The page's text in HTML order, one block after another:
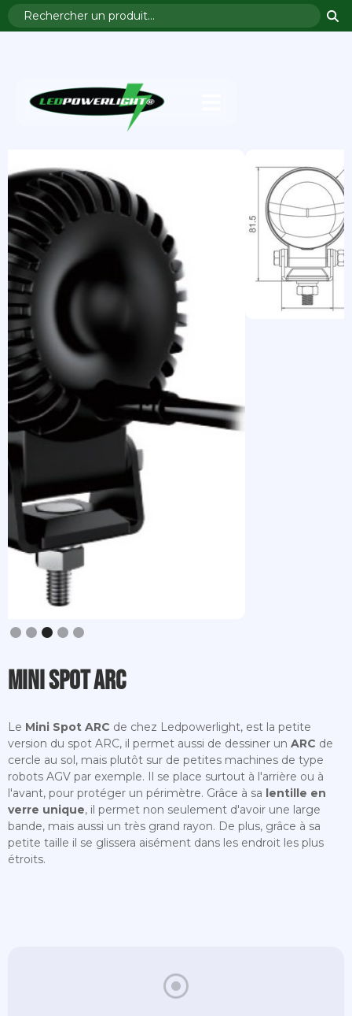
Slide 3 of 5.
Mini Spot ARC
Le Mini Spot ARC de chez Ledpowerlight, est la petite
version du spot ARC, il permet aussi de dessiner un ARC de
cercle au sol, mais plutôt sur de petites machines de type
robots AGV par exemple. Il se place surtout à l'arrière ou à
l'avant, pour protéger un périmètre. Grâce à sa lentille en
verre unique, il permet non seulement d'avoir une large
bande, mais aussi un très grand rayon. De plus, grâce à sa
petite taille il se glissera aisément dans les endroit les plus
étroits.